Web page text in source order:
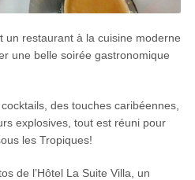
un restaurant à la cuisine moderne
une belle soirée gastronomique
des touches caribéennes,
explosives, tout est réuni pour
les Tropiques!
de l’Hôtel La Suite Villa, un